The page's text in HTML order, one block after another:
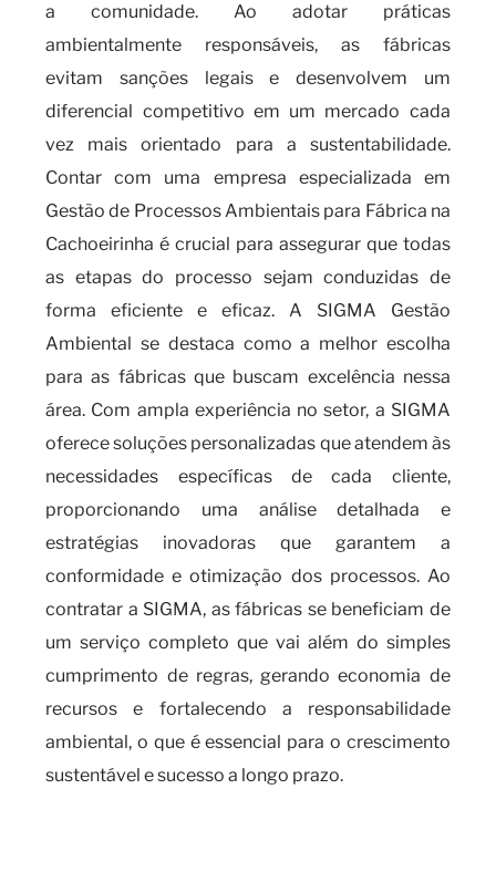
a comunidade. Ao adotar práticas
ambientalmente responsáveis, as fábricas
evitam sanções legais e desenvolvem um
diferencial competitivo em um mercado cada
vez mais orientado para a sustentabilidade.
Contar com uma empresa especializada em
Gestão de Processos Ambientais para Fábrica na
Cachoeirinha é crucial para assegurar que todas
as etapas do processo sejam conduzidas de
forma eficiente e eficaz. A SIGMA Gestão
Ambiental se destaca como a melhor escolha
para as fábricas que buscam excelência nessa
área. Com ampla experiência no setor, a SIGMA
oferece soluções personalizadas que atendem às
necessidades específicas de cada cliente,
proporcionando uma análise detalhada e
estratégias inovadoras que garantem a
conformidade e otimização dos processos. Ao
contratar a SIGMA, as fábricas se beneficiam de
um serviço completo que vai além do simples
cumprimento de regras, gerando economia de
recursos e fortalecendo a responsabilidade
ambiental, o que é essencial para o crescimento
sustentável e sucesso a longo prazo.